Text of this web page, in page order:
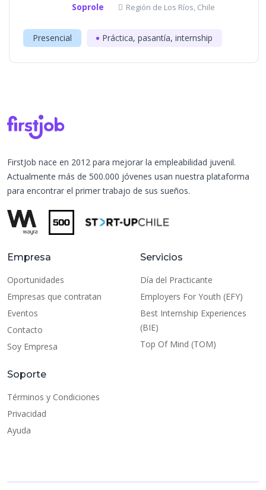
Soprole Región de Los Ríos, Chile
Presencial Práctica, pasantía, internship
FirstJob nace en 2012 para mejorar la empleabilidad juvenil.
Actualmente más de 500.000 jóvenes usan nuestra plataforma
para encontrar el primer trabajo de sus sueños.
Empresa
Oportunidades
Empresas que contratan
Eventos
Contacto
Soy Empresa
Servicios
Día del Practicante
Employers For Youth (EFY)
Best Internship Experiences
(BIE)
Top Of Mind (TOM)
Soporte
Términos y Condiciones
Privacidad
Ayuda